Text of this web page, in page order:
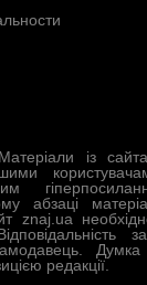
із
абзаці
znaj.ua
Думка
редакції.